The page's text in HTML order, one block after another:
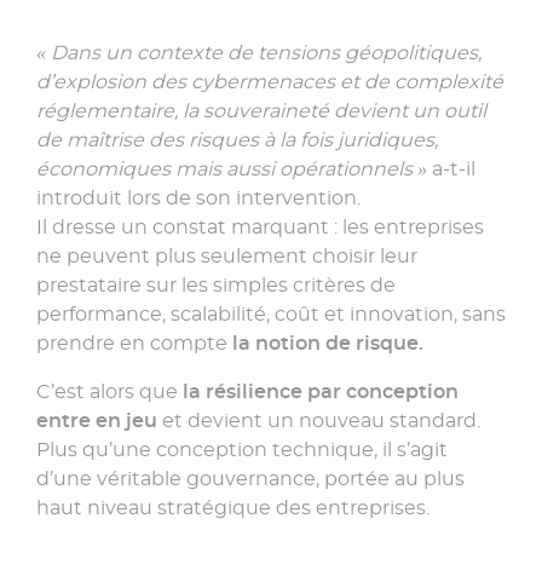
« Dans un contexte de tensions géopolitiques,
d’explosion des cybermenaces et de complexité
réglementaire, la souveraineté devient un outil
de maîtrise des risques à la fois juridiques,
économiques mais aussi opérationnels » a-t-il
introduit lors de son intervention.
Il dresse un constat marquant : les entreprises
ne peuvent plus seulement choisir leur
prestataire sur les simples critères de
performance, scalabilité, coût et innovation, sans
prendre en compte la notion de risque.
C’est alors que la résilience par conception
entre en jeu et devient un nouveau standard.
Plus qu’une conception technique, il s’agit
d’une véritable gouvernance, portée au plus
haut niveau stratégique des entreprises.